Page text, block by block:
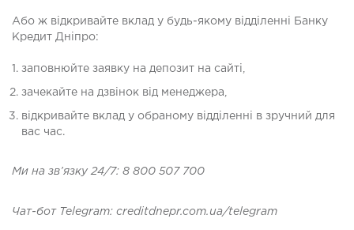
Або ж відкривайте вклад у будь-якому відділенні Банку
Кредит Дніпро:
заповнюйте заявку на депозит на сайті,
зачекайте на дзвінок від менеджера,
відкривайте вклад у обраному відділенні в зручний для
вас час.
Ми на зв’язку 24/7: 8 800 507 700
Чат-бот Telegram: creditdnepr.com.ua/telegram